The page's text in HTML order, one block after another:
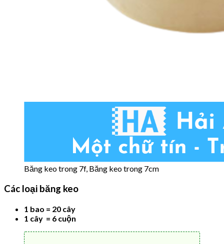
Băng keo trong 7f, Băng keo trong 7cm
Các loại băng keo
1 bao = 20 cây
1 cây = 6 cuộn